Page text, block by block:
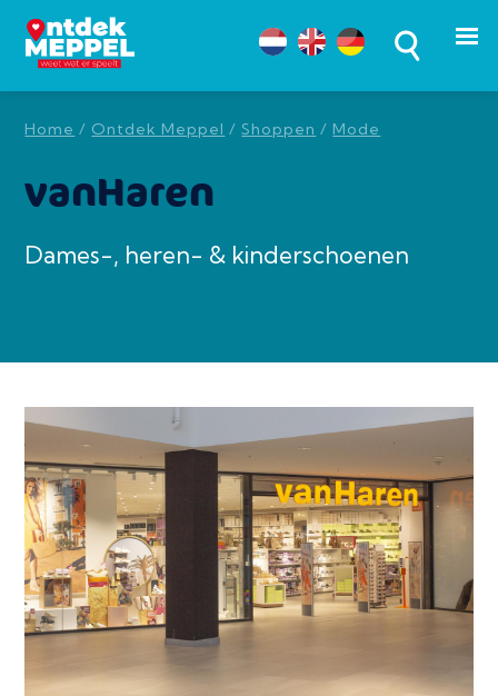
Home / Ontdek Meppel /Shoppen / Mode
vanHaren
Dames-, heren- & kinderschoenen